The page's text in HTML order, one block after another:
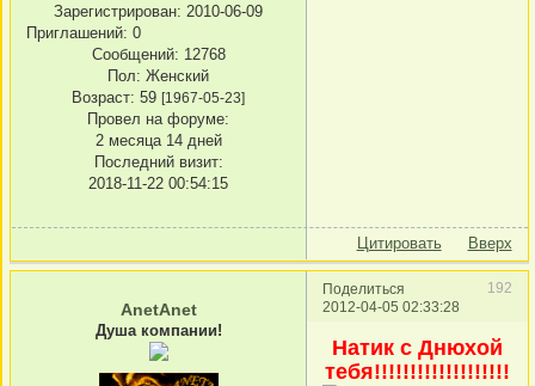
Зарегистрирован: 2010-06-09
Приглашений: 0
Сообщений: 12768
Пол: Женский
Возраст: 59 [1967-05-23]
Провел на форуме:
2 месяца 14 дней
Последний визит:
2018-11-22 00:54:15
Цитировать Вверх
Поделиться
192
2012-04-05 02:33:28
AnetAnet
Душа компании!
Натик с Днюхой
тебя!!!!!!!!!!!!!!!!!!!